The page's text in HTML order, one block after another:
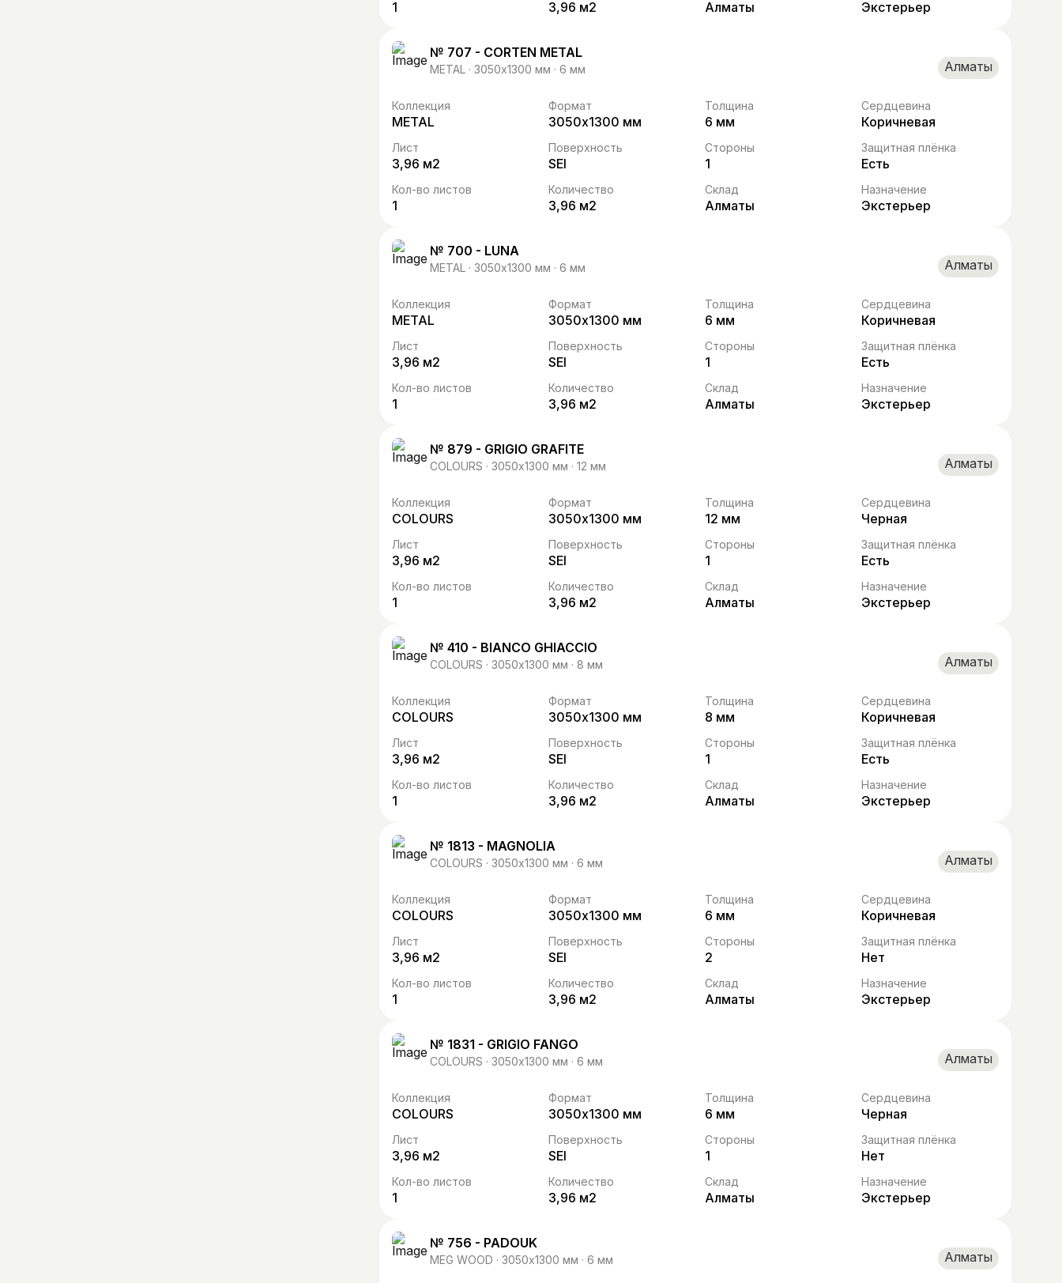
1 3,96 м2 Алматы Экстерьер
№ 707 - CORTEN METAL
METAL · 3050х1300 мм · 6 мм Алматы
Коллекция
METAL
Формат
3050х1300 мм
Толщина
6 мм
Сердцевина
Коричневая
Лист
3,96 м2
Поверхность
SEI
Стороны
1
Защитная плёнка
Есть
Кол-во листов
1
Количество
3,96 м2
Склад
Алматы
Назначение
Экстерьер
№ 700 - LUNA
METAL · 3050х1300 мм · 6 мм Алматы
Коллекция
METAL
Формат
3050х1300 мм
Толщина
6 мм
Сердцевина
Коричневая
Лист
3,96 м2
Поверхность
SEI
Стороны
1
Защитная плёнка
Есть
Кол-во листов
1
Количество
3,96 м2
Склад
Алматы
Назначение
Экстерьер
№ 879 - GRIGIO GRAFITE
COLOURS · 3050х1300 мм · 12 мм Алматы
Коллекция
COLOURS
Формат
3050х1300 мм
Толщина
12 мм
Сердцевина
Черная
Лист
3,96 м2
Поверхность
SEI
Стороны
1
Защитная плёнка
Есть
Кол-во листов
1
Количество
3,96 м2
Склад
Алматы
Назначение
Экстерьер
№ 410 - BIANCO GHIACCIO
COLOURS · 3050х1300 мм · 8 мм Алматы
Коллекция
COLOURS
Формат
3050х1300 мм
Толщина
8 мм
Сердцевина
Коричневая
Лист
3,96 м2
Поверхность
SEI
Стороны
1
Защитная плёнка
Есть
Кол-во листов
1
Количество
3,96 м2
Склад
Алматы
Назначение
Экстерьер
№ 1813 - MAGNOLIA
COLOURS · 3050х1300 мм · 6 мм Алматы
Коллекция
COLOURS
Формат
3050х1300 мм
Толщина
6 мм
Сердцевина
Коричневая
Лист
3,96 м2
Поверхность
SEI
Стороны
2
Защитная плёнка
Нет
Кол-во листов
1
Количество
3,96 м2
Склад
Алматы
Назначение
Экстерьер
№ 1831 - GRIGIO FANGO
COLOURS · 3050х1300 мм · 6 мм Алматы
Коллекция
COLOURS
Формат
3050х1300 мм
Толщина
6 мм
Сердцевина
Черная
Лист
3,96 м2
Поверхность
SEI
Стороны
1
Защитная плёнка
Нет
Кол-во листов
1
Количество
3,96 м2
Склад
Алматы
Назначение
Экстерьер
№ 756 - PADOUK
MEG WOOD · 3050х1300 мм · 6 мм Алматы